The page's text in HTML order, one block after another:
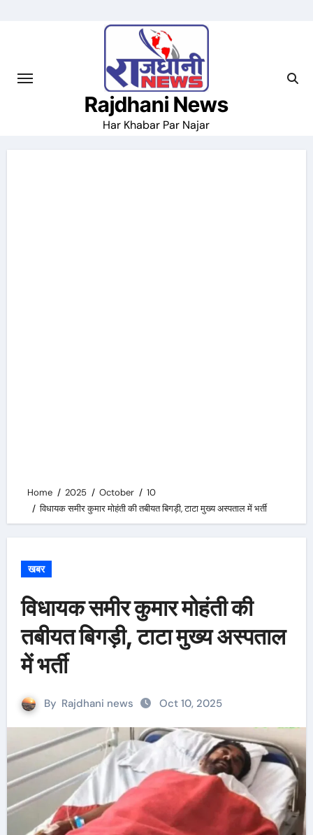
Rajdhani News
Har Khabar Par Najar
Home 2025 October
10
विधायक समीर कुमार मोहंती की तबीयत बिगड़ी, टाटा मुख्य अस्पताल में भर्ती
खबर
विधायक समीर कुमार मोहंती की
तबीयत बिगड़ी, टाटा मुख्य अस्पताल
में भर्ती
By Rajdhani news Oct 10, 2025